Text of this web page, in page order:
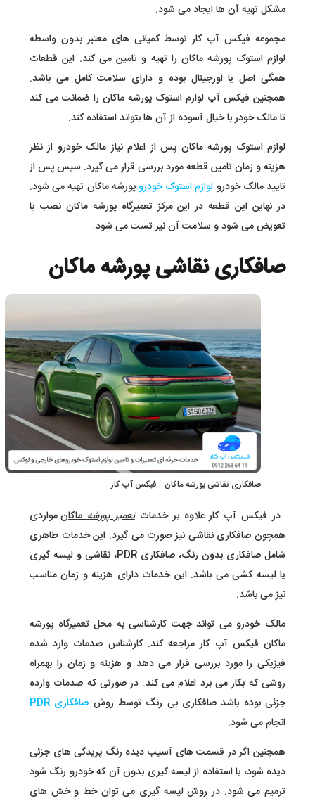
مشکل تهیه آن ها ایجاد می شود.
مجموعه فیکس آپ کار توسط کمپانی های معتبر بدون واسطه
لوازم استوک پورشه ماکان را تهیه و تامین می کند. این قطعات
همگی اصل یا اورجینال بوده و دارای سلامت کامل می باشد.
همچنین فیکس آپ لوازم استوک پورشه ماکان را ضمانت می کند
تا مالک خودر با خیال آسوده از آن ها بتواند استفاده کند.
لوازم استوک پورشه ماکان پس از اعلام نیاز مالک خودرو از نظر
هزینه و زمان تامین قطعه مورد بررسی قرار می گیرد. سپس پس از
تایید مالک خودرو لوازم استوک خودروپورشه ماکان تهیه می شود.
در نهاین این قطعه در این مرکز تعمیرگاه پورشه ماکان نصب یا
تعویض می شود و سلامت آن نیز تست می شود.
صافکاری نقاشی پورشه ماکان
صافکاری نقاشی پورشه ماکان – فیکس آپ کار
در فیکس آپ کار علاوه بر خدماتتعمیر پورشهماکانمواردی
همچون صافکاری نقاشی نیز صورت می گیرد. این خدمات ظاهری
شامل صافکاری بدون رنگ، صافکاری PDR، نقاشی و لیسه گیری
یا لیسه کشی می باشد. این خدمات دارای هزینه و زمان مناسب
نیز می باشد.
مالک خودرو می تواند جهت کارشناسی به محل تعمیرگاه پورشه
ماکان فیکس آپ کار مراجعه کند. کارشناس صدمات وارد شده
فیزیکی را مورد بررسی قرار می دهد و هزینه و زمان را بهمراه
روشی که بکار می برد اعلام می کند. در صورتی که صدمات وارده
جزئی بوده باشد صافکاری بی رنگ توسط روش صافکاری PDR
انجام می شود.
همچنین اگر در قسمت های آسیب دیده رنگ پریدگی های جزئی
دیده شود، با استفاده از لیسه گیری بدون آن که خودرو رنگ شود
ترمیم می شود. در روش لیسه گیری می توان خط و خش های